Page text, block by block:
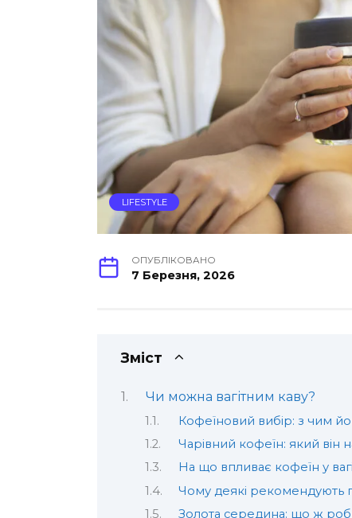
LIFESTYLE
ОПУБЛІКОВАНО
7 Березня, 2026
Зміст
Чи можна вагітним каву?
Кофеїновий вибір: з чим
Чарівний кофеїн: який він
На що впливає кофеїн у
Чому деякі рекомендують
Золота середина: що ж